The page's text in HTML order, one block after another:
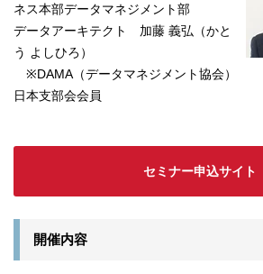
ネス本部データマネジメント部
データアーキテクト 加藤 義弘（かと
う よしひろ）
※DAMA（データマネジメント協会）
日本支部会会員
セミナー申込サイト
開催内容